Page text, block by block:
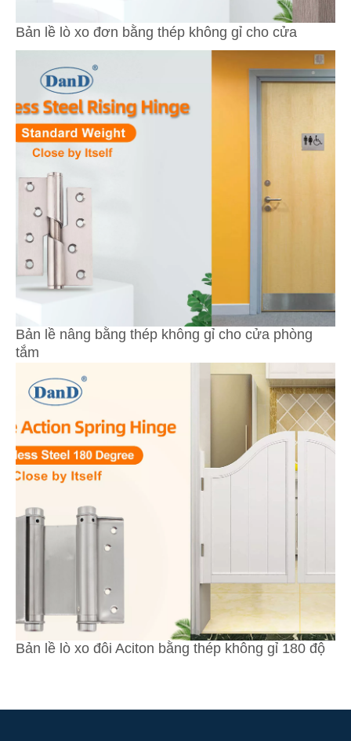
Bản lề lò xo đơn bằng thép không gỉ cho cửa
Bản lề nâng bằng thép không gỉ cho cửa phòng
tắm
Bản lề lò xo đôi Aciton bằng thép không gỉ 180 độ